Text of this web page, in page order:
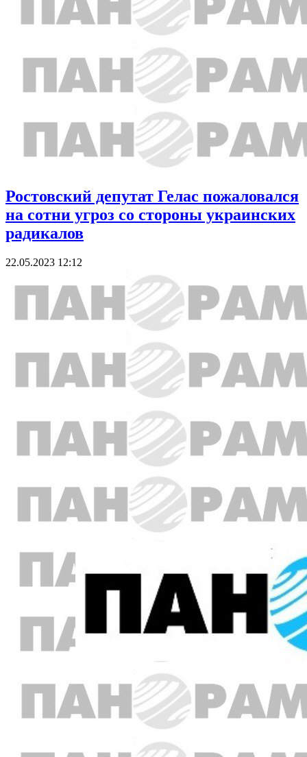
Ростовский депутат Гелас пожаловался
на сотни угроз со стороны украинских
радикалов
22.05.2023 12:12